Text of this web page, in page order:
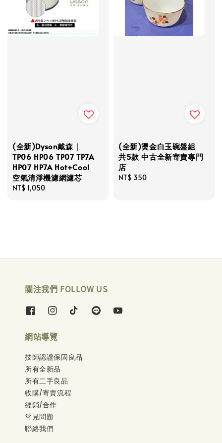
(全新)Dyson戴森｜
TP06 HP06 TP07 TP7A
HP07 HP7A Hot+Cool
空氣清淨機濾網濾芯
Regular
NT$ 1,050
(全新)燙金白玉碗盤組
共5款 中古全新寄賣專門
店
Regular
NT$ 350
關注我們 FOLLOW US
網站導覽
技師認證保固良品
所有全新品
所有二手良品
收購/寄賣流程
經銷/合作
常見問題
聯絡我們